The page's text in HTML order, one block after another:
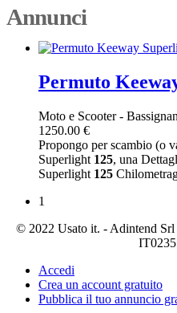
Annunci
Permuto
Moto e Scooter-
1250.00 €
Propongo per scambio (o
Superlight 125, una
Superlight 125
1
© 2022 Usato it. - Adintend
Accedi
Crea un account gratuito
Pubblica il tuo annuncio